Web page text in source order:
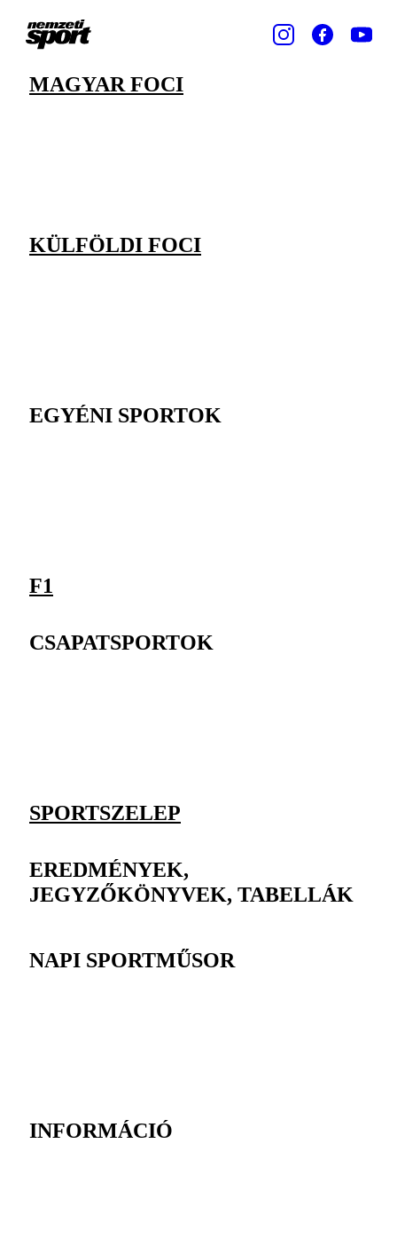
MAGYAR FOCI
KÜLFÖLDI FOCI
EGYÉNI SPORTOK
F1
CSAPATSPORTOK
SPORTSZELEP
EREDMÉNYEK,
JEGYZŐKÖNYVEK, TABELLÁK
NAPI SPORTMŰSOR
INFORMÁCIÓ